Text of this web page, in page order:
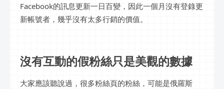
Facebook的訊息更新一日百變，因此一個月沒有登錄更
新帳號者，幾乎沒有太多行銷的價值。
沒有互動的假粉絲只是美觀的數據
大家應該聽說過，很多粉絲頁的粉絲，可能是俄羅斯